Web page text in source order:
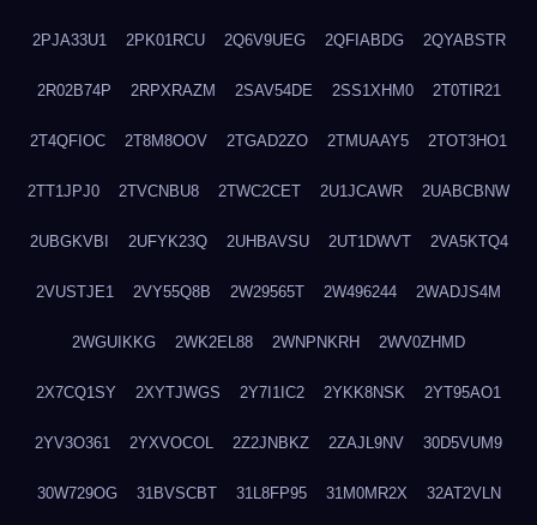
2PJA33U1 2PK01RCU 2Q6V9UEG 2QFIABDG 2QYABSTR
2R02B74P 2RPXRAZM 2SAV54DE 2SS1XHM0 2T0TIR21
2T4QFIOC 2T8M8OOV 2TGAD2ZO 2TMUAAY5 2TOT3HO1
2TT1JPJ0 2TVCNBU8 2TWC2CET 2U1JCAWR 2UABCBNW
2UBGKVBI 2UFYK23Q 2UHBAVSU 2UT1DWVT 2VA5KTQ4
2VUSTJE1 2VY55Q8B 2W29565T 2W496244 2WADJS4M
2WGUIKKG 2WK2EL88 2WNPNKRH 2WV0ZHMD
2X7CQ1SY 2XYTJWGS 2Y7I1IC2 2YKK8NSK 2YT95AO1
2YV3O361 2YXVOCOL 2Z2JNBKZ 2ZAJL9NV 30D5VUM9
30W729OG 31BVSCBT 31L8FP95 31M0MR2X 32AT2VLN